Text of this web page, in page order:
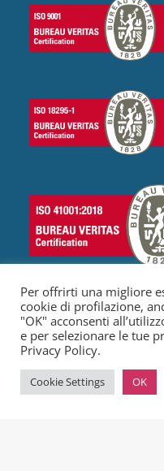
© 2023 Olly Services S.r.l.
|C.F: 16179081001
10000,00 |
Per offrirti una migliore
cookie di profilazione,
"OK" acconsenti
e per selezionare le tue
Privacy Policy.
Cookie Settings OK